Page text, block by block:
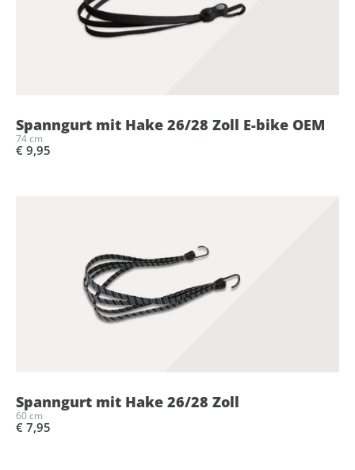
Spanngurt mit Hake 26/28 Zoll E-bike OEM
74 cm
€ 9,95
Spanngurt mit Hake 26/28 Zoll
60 cm
€ 7,95